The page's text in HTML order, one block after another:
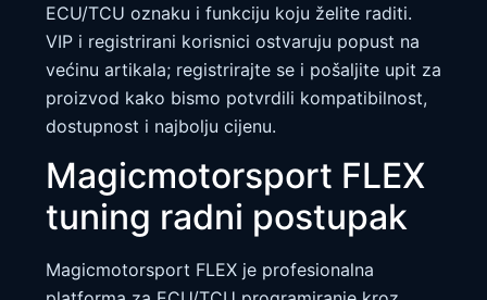
ECU/TCU oznaku i funkciju koju želite raditi.
VIP i registrirani korisnici ostvaruju popust na
većinu artikala; registrirajte se i pošaljite upit za
proizvod kako bismo potvrdili kompatibilnost,
dostupnost i najbolju cijenu.
Magicmotorsport FLEX
tuning radni postupak
Magicmotorsport FLEX je profesionalna